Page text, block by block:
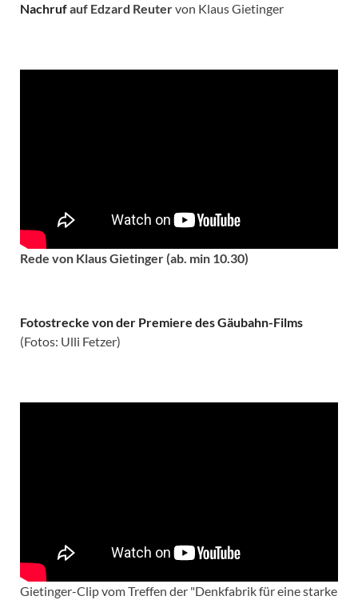
Nachrufauf Edzard Reutervon Klaus Gietinger
Rede von Klaus Gietinger (ab. min 10.30)
Fotostrecke von der Premiere des Gäubahn-Films
(Fotos: Ulli Fetzer)
Gietinger-Clip vom Treffen der "Denkfabrik für eine starke